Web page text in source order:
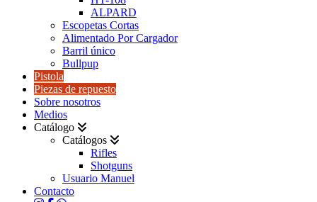
ALPARD
Escopetas Cortas
Alimentado Por Cargador
Barril único
Bullpup
Pistola
Piezas de repuesto
Sobre nosotros
Medios
Catálogo
Catálogos
Rifles
Shotguns
Usuario Manuel
Contacto